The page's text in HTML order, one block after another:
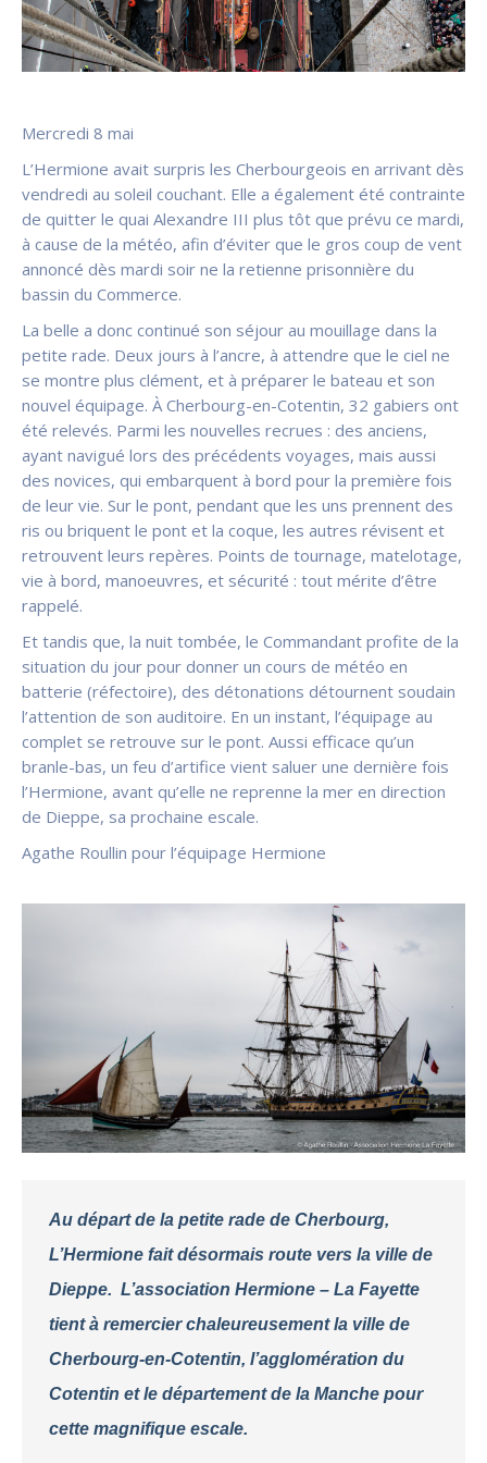
Mercredi 8 mai
L’Hermione avait surpris les Cherbourgeois en arrivant dès
vendredi au soleil couchant. Elle a également été contrainte
de quitter le quai Alexandre III plus tôt que prévu ce mardi,
à cause de la météo, afin d’éviter que le gros coup de vent
annoncé dès mardi soir ne la retienne prisonnière du
bassin du Commerce.
La belle a donc continué son séjour au mouillage dans la
petite rade. Deux jours à l’ancre, à attendre que le ciel ne
se montre plus clément, et à préparer le bateau et son
nouvel équipage. À Cherbourg-en-Cotentin, 32 gabiers ont
été relevés. Parmi les nouvelles recrues : des anciens,
ayant navigué lors des précédents voyages, mais aussi
des novices, qui embarquent à bord pour la première fois
de leur vie. Sur le pont, pendant que les uns prennent des
ris ou briquent le pont et la coque, les autres révisent et
retrouvent leurs repères. Points de tournage, matelotage,
vie à bord, manoeuvres, et sécurité : tout mérite d’être
rappelé.
Et tandis que, la nuit tombée, le Commandant profite de la
situation du jour pour donner un cours de météo en
batterie (réfectoire), des détonations détournent soudain
l’attention de son auditoire. En un instant, l’équipage au
complet se retrouve sur le pont. Aussi efficace qu’un
branle-bas, un feu d’artifice vient saluer une dernière fois
l’Hermione, avant qu’elle ne reprenne la mer en direction
de Dieppe, sa prochaine escale.
Agathe Roullin pour l’équipage Hermione
Au départ de la petite rade de Cherbourg,
L’Hermione fait désormais route vers la ville de
Dieppe. L’association Hermione – La Fayette
tient à remercier chaleureusement la ville de
Cherbourg-en-Cotentin, l’agglomération du
Cotentin et le département de la Manche pour
cette magnifique escale.